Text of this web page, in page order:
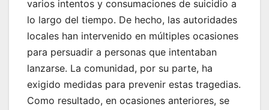
varios intentos y consumaciones de suicidio a
lo largo del tiempo. De hecho, las autoridades
locales han intervenido en múltiples ocasiones
para persuadir a personas que intentaban
lanzarse. La comunidad, por su parte, ha
exigido medidas para prevenir estas tragedias.
Como resultado, en ocasiones anteriores, se